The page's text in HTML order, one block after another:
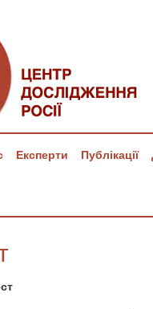
Експерти Публікації